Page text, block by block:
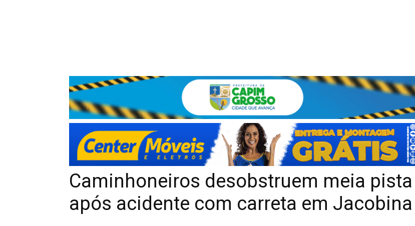
Caminhoneiros desobstruem meia pista
após acidente com carreta em Jacobina